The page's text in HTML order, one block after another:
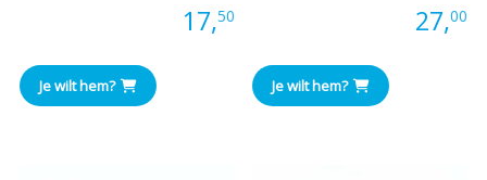
17,50
Je wilt hem?
27,00
Je wilt hem?